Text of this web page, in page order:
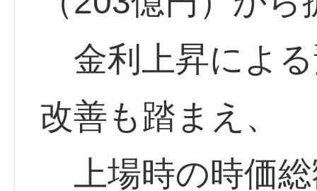
金利上昇によ
改善も踏まえ、
上場時の時価総